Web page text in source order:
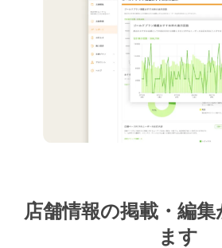
店舗情報の掲載・編
ます